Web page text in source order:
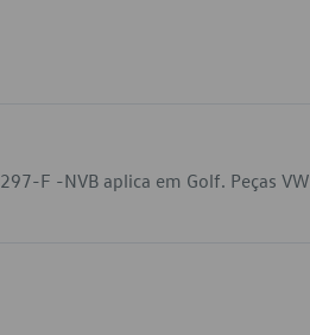
F -NVB aplica em Golf. Peças VW